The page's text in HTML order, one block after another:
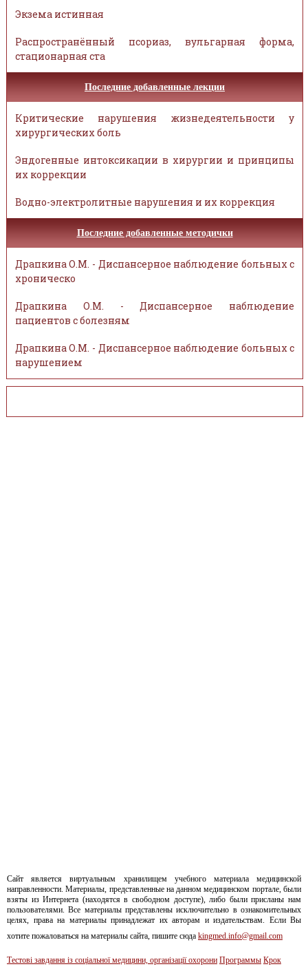
Экзема истинная
Распространённый псориаз, вульгарная форма,
стационарная ста
Последние добавленные лекции
Критические нарушения жизнедеятельности у
хирургических боль
Эндогенные интоксикации в хирургии и принципы
их коррекции
Водно-электролитные нарушения и их коррекция
Последние добавленные методички
Драпкина О.М. - Диспансерное наблюдение больных с
хроническо
Драпкина О.М. - Диспансерное наблюдение
пациентов с болезням
Драпкина О.М. - Диспансерное наблюдение больных с
нарушением
Сайт является виртуальным хранилищем учебного материала медицинской
направленности. Материалы, представленные на данном медицинском портале, были
взяты из Интернета (находятся в свободном доступе), либо были присланы нам
пользователями. Все материалы представлены исключительно в ознакомительных
целях, права на материалы принадлежат их авторам и издательствам. Если Вы
хотите пожаловаться на материалы сайта, пишите сюда kingmed.info@gmail.com
Тестові завдання із соціальної медицини, організації охорони Программы Крок